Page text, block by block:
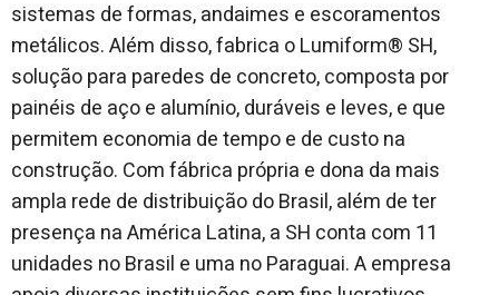
sistemas de formas, andaimes e escoramentos
metálicos. Além disso, fabrica o Lumiform® SH,
solução para paredes de concreto, composta por
painéis de aço e alumínio, duráveis e leves, e que
permitem economia de tempo e de custo na
construção. Com fábrica própria e dona da mais
ampla rede de distribuição do Brasil, além de ter
presença na América Latina, a SH conta com 11
unidades no Brasil e uma no Paraguai. A empresa